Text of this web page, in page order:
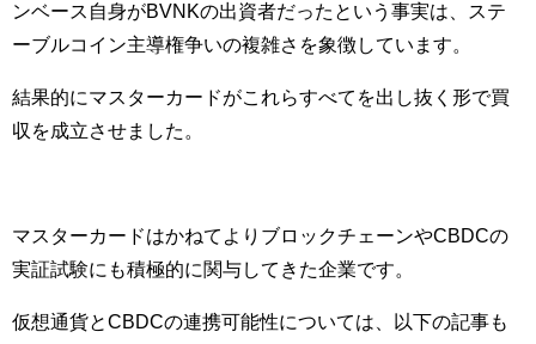
ンベース自身がBVNKの出資者だったという事実は、ステ
ーブルコイン主導権争いの複雑さを象徴しています。
結果的にマスターカードがこれらすべてを出し抜く形で買
収を成立させました。
マスターカードはかねてよりブロックチェーンやCBDCの
実証試験にも積極的に関与してきた企業です。
仮想通貨とCBDCの連携可能性については、以下の記事も